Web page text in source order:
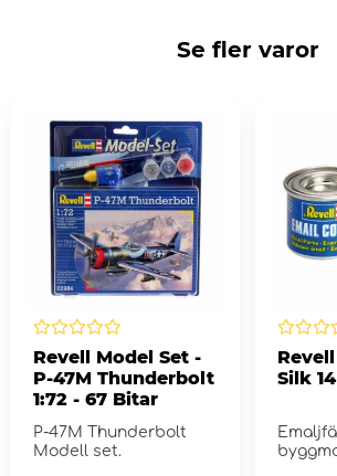
Se fler varor
Revell Model Set -
P-47M Thunderbolt
1:72 - 67 Bitar
P-47M Thunderbolt
Modell set.
Silk